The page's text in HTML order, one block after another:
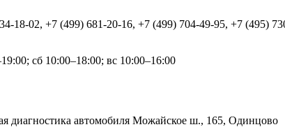
18-02, +7 (499) 681-20-16, +7 (499) 704-49-95, +7 (495)
сб 10:00–18:00; вс 10:00–16:00
диагностика автомобиля Можайское ш., 165, Одинцово